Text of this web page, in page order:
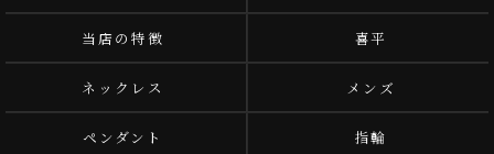
当店の特徴 喜平
ネックレス メンズ
ペンダント 指輪